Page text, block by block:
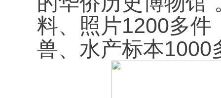
料、照片1200多件
兽、水产标本1000